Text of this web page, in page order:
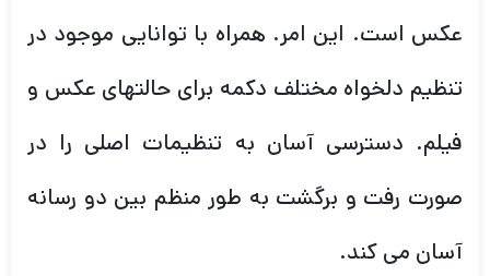
عکس است. این امر. همراه با توانایی موجود در
تنظیم دلخواه مختلف دکمه برای حالتهای عکس و
فیلم. دسترسی آسان به تنظیمات اصلی را در
صورت رفت و برگشت به طور منظم بین دو رسانه
آسان می کند.